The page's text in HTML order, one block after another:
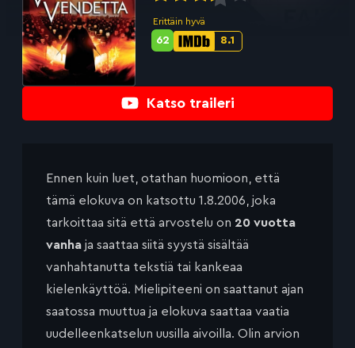
Katso traileri
Erittäin hyvä
IMDb-
8.1
Metascore-
62
Ennen kuin luet, otathan huomioon, että
tämä elokuva on katsottu 1.8.2006, joka
tarkoittaa sitä että arvostelu on 20 vuotta
vanha ja saattaa siitä syystä sisältää
vanhahtanutta tekstiä tai kankeaa
kielenkäyttöä. Mielipiteeni on saattanut ajan
saatossa muuttua ja elokuva saattaa vaatia
uudelleenkatselun uusilla aivoilla. Olin arvion